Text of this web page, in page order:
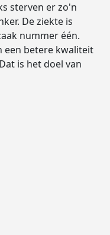
sterven er zo'n
De ziekte is
nummer één.
een betere kwaliteit
is het doel van